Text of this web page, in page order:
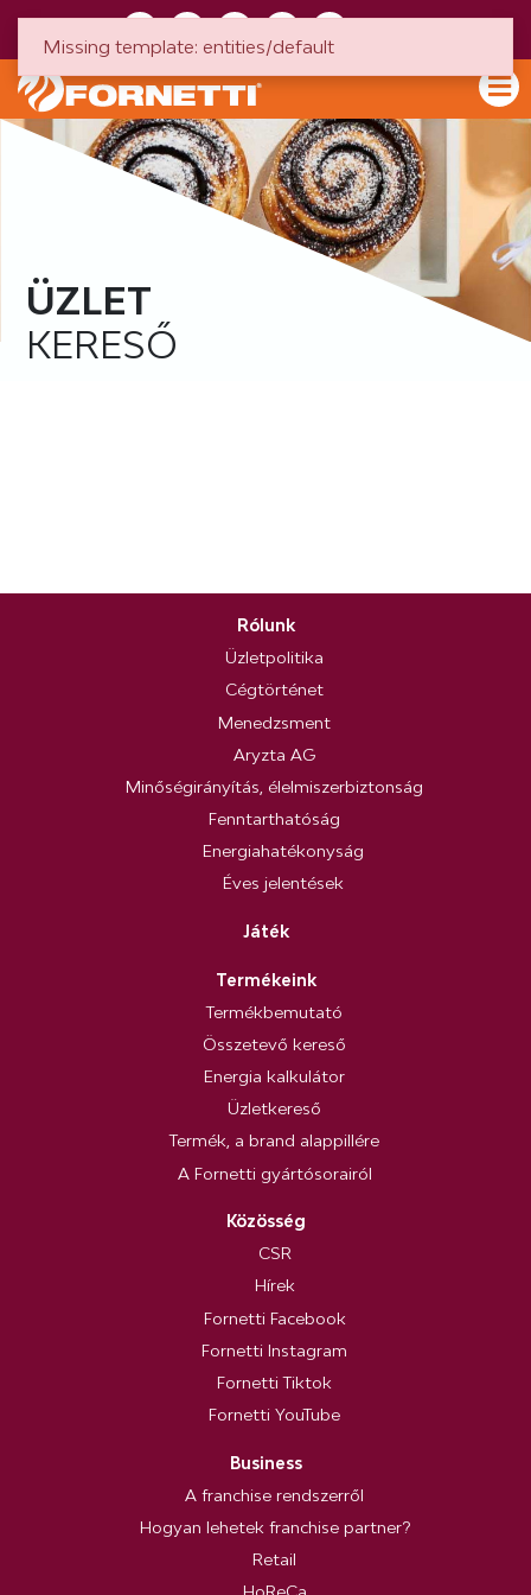
ÜZLET
KERESŐ
Rólunk
Üzletpolitika
Cégtörténet
Menedzsment
Aryzta AG
Minőségirányítás, élelmiszerbiztonság
Fenntarthatóság
Energiahatékonyság
Éves jelentések
Játék
Termékeink
Termékbemutató
Összetevő kereső
Energia kalkulátor
Üzletkereső
Termék, a brand alappillére
A Fornetti gyártósorairól
Közösség
CSR
Hírek
Fornetti Facebook
Fornetti Instagram
Fornetti Tiktok
Fornetti YouTube
Business
A franchise rendszerről
Hogyan lehetek franchise partner?
Retail
Missing template: entities/default